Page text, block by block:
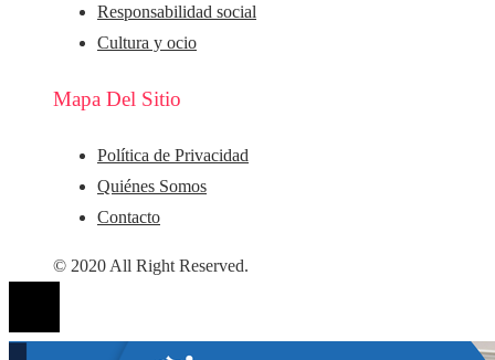
Responsabilidad social
Cultura y ocio
Mapa Del Sitio
Política de Privacidad
Quiénes Somos
Contacto
© 2020 All Right Reserved.